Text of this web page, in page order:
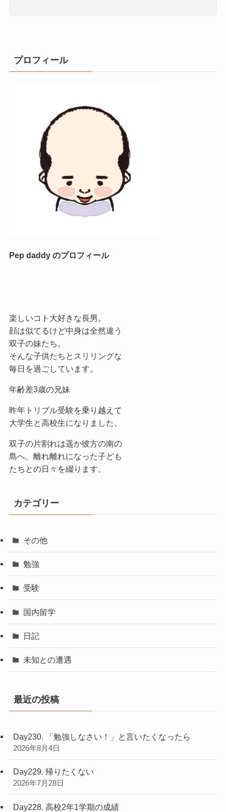
プロフィール
Pep daddy のプロフィール
楽しいコト大好きな長男。
顔は似てるけど中身は全然違う
双子の妹たち。
そんな子供たちとスリリングな
毎日を過ごしています。
年齢差3歳の兄妹
昨年トリプル受験を乗り越えて
大学生と高校生になりました。
双子の片割れは遥か彼方の南の
島へ。離れ離れになった子ども
たちとの日々を綴ります。
カテゴリー
その他
勉強
受験
国内留学
日記
未知との遭遇
最近の投稿
Day230. 「勉強しなさい！」と言いたくなったら
2026年8月4日
Day229. 帰りたくない
2026年7月28日
Day228. 高校2年1学期の成績